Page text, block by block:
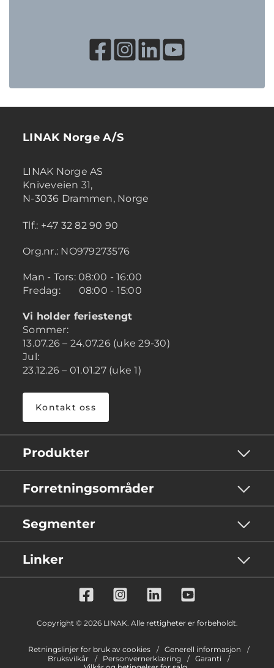
LINAK Norge A/S
LINAK Norge AS
Kniveveien 31,
N-3036 Drammen, Norge
Tlf.: +47 32 82 90 90
Org.nr.: NO979273576
Man - Tors: 08:00 - 16:00
Fredag: 08:00 - 15:00
Vi holder feriestengt
Sommer:
13.07.26 – 24.07.26 (uke 29-30)
Jul:
23.12.26 – 01.01.27 (uke 1)
Kontakt oss
Produkter
Forretningsområder
Segmenter
Linker
Copyright © 2026 LINAK. Alle rettigheter er forbeholdt.
Retningslinjer for bruk av cookies
Generell informasjon
Bruksvilkår
Personvernerklæring
Garanti